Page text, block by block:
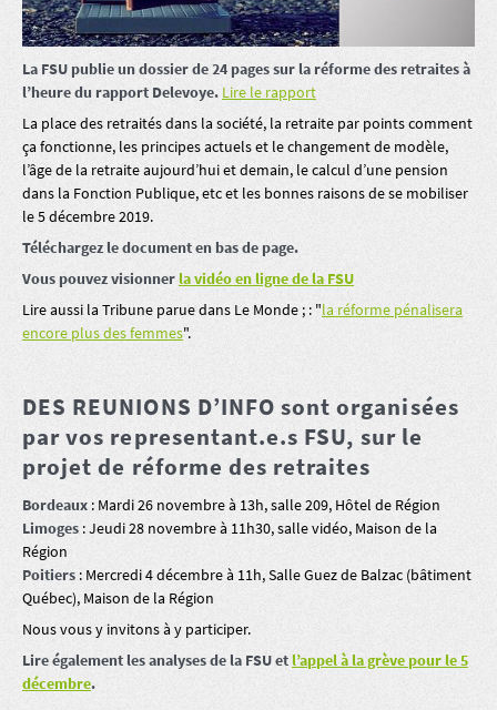
La FSU publie un dossier de 24 pages sur la réforme des retraites à
l’heure du rapport Delevoye. Lire le rapport
La place des retraités dans la société, la retraite par points comment
ça fonctionne, les principes actuels et le changement de modèle,
l’âge de la retraite aujourd’hui et demain, le calcul d’une pension
dans la Fonction Publique, etc et les bonnes raisons de se mobiliser
le 5 décembre 2019.
Téléchargez le document en bas de page.
Vous pouvez visionnerla vidéo en ligne de la FSU
Lire aussi la Tribune parue dans Le Monde ; : "la réforme pénalisera
encore plus des femmes".
DES REUNIONS D’INFO sont organisées
par vos representant.e.s FSU, sur le
projet de réforme des retraites
Bordeaux : Mardi 26 novembre à 13h, salle 209, Hôtel de Région
Limoges : Jeudi 28 novembre à 11h30, salle vidéo, Maison de la
Région
Poitiers : Mercredi 4 décembre à 11h, Salle Guez de Balzac (bâtiment
Québec), Maison de la Région
Nous vous y invitons à y participer.
Lire également les analyses de la FSU etl’appel à la grève pour le 5
décembre.